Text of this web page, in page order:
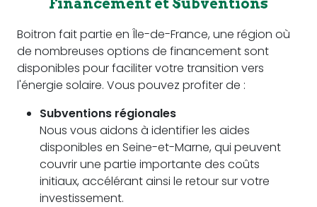
Financement et Subventions
Boitron fait partie en Île-de-France, une région où
de nombreuses options de financement sont
disponibles pour faciliter votre transition vers
l'énergie solaire. Vous pouvez profiter de :
Subventions régionales
Nous vous aidons à identifier les aides
disponibles en Seine-et-Marne, qui peuvent
couvrir une partie importante des coûts
initiaux, accélérant ainsi le retour sur votre
investissement.